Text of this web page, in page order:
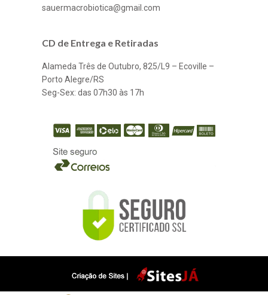
sauermacrobiotica@gmail.com
CD de Entrega e Retiradas
Alameda Três de Outubro, 825/L9 – Ecoville –
Porto Alegre/RS
Seg-Sex: das 07h30 às 17h